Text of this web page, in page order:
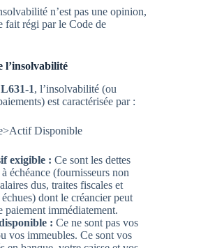
n’est pas une opinion,
fait régi par le Code de
l’insolvabilité
L631-1, l’insolvabilité (ou
est caractérisée par :
Disponible
exigible : Ce sont les dettes
échéance (fournisseurs non
dus, traites fiscales et
échues) dont le créancier peut
paiement immédiatement.
: Ce ne sont pas vos
vos immeubles. Ce sont vos